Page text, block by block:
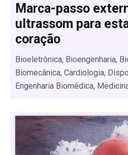
Marca-passo
ultrassom para
coração
Bioeletrônica, Bioengenharia,
Biomecânica, Cardiologia,
Engenharia Biomédica,